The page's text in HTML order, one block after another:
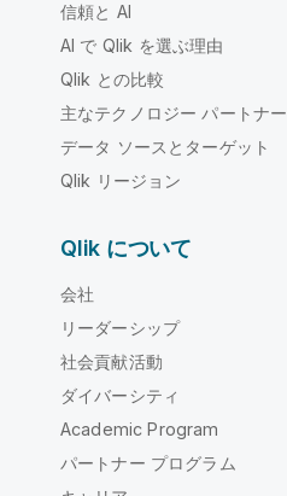
信頼と AI
AI で Qlik を選ぶ理由
Qlik との比較
主なテクノロジー パートナー
データ ソースとターゲット
Qlik リージョン
Qlik について
会社
リーダーシップ
社会貢献活動
ダイバーシティ
Academic Program
パートナー プログラム